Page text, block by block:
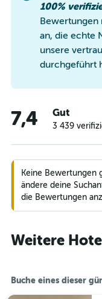
100%
Bewertungen
an, die echte
unsere
durchgeführt
7,4 Gut
3 439
Keine Bewertungen
ändere deine
die Bewertungen
Weitere
Buche eines dieser